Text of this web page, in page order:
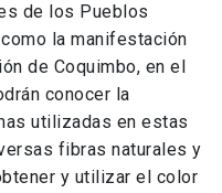
de los Pueblos
la manifestación
de Coquimbo, en el
conocer la
utilizadas en estas
fibras naturales y
y utilizar el color